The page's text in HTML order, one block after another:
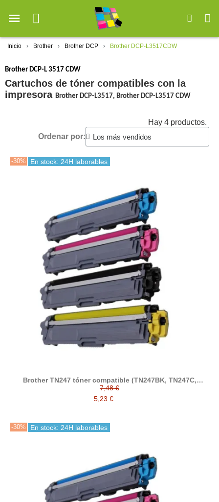
Inicio Brother Brother DCP Brother DCP-L3517CDW
Brother DCP-L 3517 CDW
Cartuchos de tóner compatibles con la
impresora Brother DCP-L3517, Brother DCP-L3517 CDW
Hay 4 productos.
Ordenar por:
-30% En stock: 24H laborables
Brother TN247 tóner compatible (TN247BK, TN247C,
TN247M, TN247Y)
7,48 €
5,23 €
-30% En stock: 24H laborables